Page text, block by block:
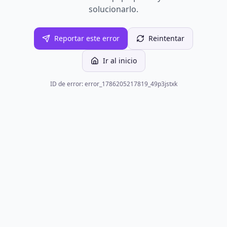
solucionarlo.
Reportar este error Reintentar
Ir al inicio
ID de error: error_1786205217819_49p3jstxk